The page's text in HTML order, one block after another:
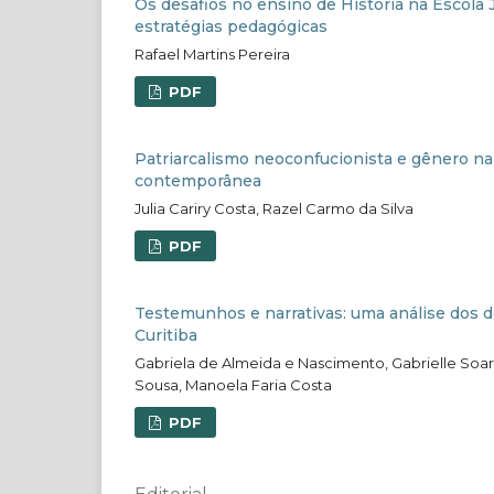
Os desafios no ensino de História na Escola
estratégias pedagógicas
Rafael Martins Pereira
PDF
Patriarcalismo neoconfucionista e gênero
contemporânea
Julia Cariry Costa, Razel Carmo da Silva
PDF
Testemunhos e narrativas: uma análise dos
Curitiba
Gabriela de Almeida e Nascimento, Gabrielle
Sousa, Manoela Faria Costa
PDF